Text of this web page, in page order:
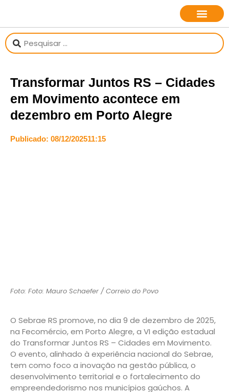
Transformar Juntos RS – Cidades
em Movimento acontece em
dezembro em Porto Alegre
Publicado: 08/12/202511:15
Foto: Foto: Mauro Schaefer / Correio do Povo
O Sebrae RS promove, no dia 9 de dezembro de 2025,
na Fecomércio, em Porto Alegre, a VI edição estadual
do Transformar Juntos RS – Cidades em Movimento.
O evento, alinhado à experiência nacional do Sebrae,
tem como foco a inovação na gestão pública, o
desenvolvimento territorial e o fortalecimento do
empreendedorismo nos municípios gaúchos. A